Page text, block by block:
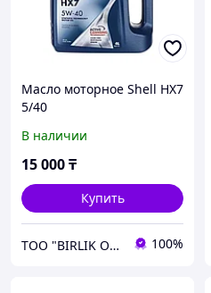
Масло моторное Shell HX7
5/40
В наличии
15 000₸
Купить
ТОО "BIRLIK OIL" 100%